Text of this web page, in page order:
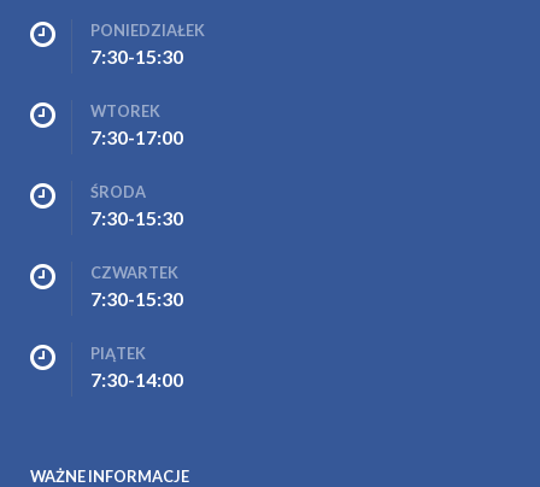
PONIEDZIAŁEK
7:30-15:30
WTOREK
7:30-17:00
ŚRODA
7:30-15:30
CZWARTEK
7:30-15:30
PIĄTEK
7:30-14:00
WAŻNE INFORMACJE